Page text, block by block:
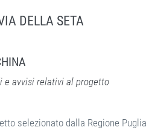
DELLA SETA
e avvisi relativi al progetto
selezionato dalla Regione